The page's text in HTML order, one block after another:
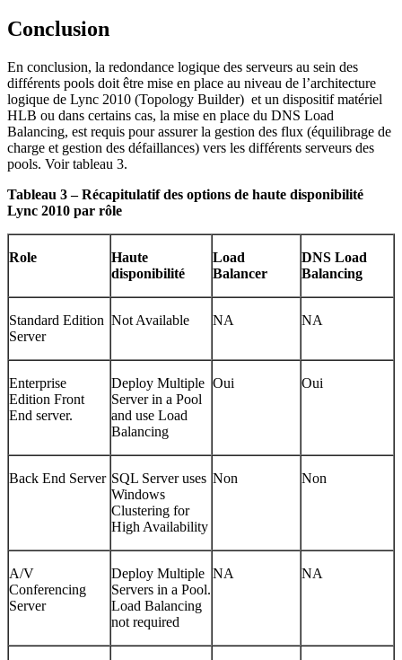
Conclusion
En conclusion, la redondance logique des serveurs au sein des
différents pools doit être mise en place au niveau de l’architecture
logique de Lync 2010 (Topology Builder) et un dispositif matériel
HLB ou dans certains cas, la mise en place du DNS Load
Balancing, est requis pour assurer la gestion des flux (équilibrage de
charge et gestion des défaillances) vers les différents serveurs des
pools. Voir tableau 3.
Tableau 3 – Récapitulatif des options de haute disponibilité
Lync 2010 par rôle
Role
Haute
disponibilité
Load
Balancer
DNS Load
Balancing
Standard Edition
Server
Not Available NA NA
Enterprise
Edition Front
End server.
Deploy Multiple
Server in a Pool
and use Load
Balancing
Oui Oui
Back End Server SQL Server uses
Windows
Clustering for
High Availability
Non Non
A/V
Conferencing
Server
Deploy Multiple
Servers in a Pool.
Load Balancing
not required
NA NA